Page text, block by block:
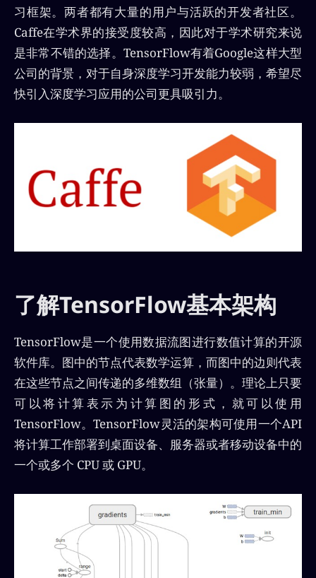
习框架。两者都有大量的用户与活跃的开发者社区。
Caffe在学术界的接受度较高，因此对于学术研究来说
是非常不错的选择。TensorFlow有着Google这样大型
公司的背景，对于自身深度学习开发能力较弱，希望尽
快引入深度学习应用的公司更具吸引力。
了解TensorFlow基本架构
TensorFlow是一个使用数据流图进行数值计算的开源
软件库。图中的节点代表数学运算，而图中的边则代表
在这些节点之间传递的多维数组（张量）。理论上只要
可以将计算表示为计算图的形式，就可以使用
TensorFlow。TensorFlow灵活的架构可使用一个API
将计算工作部署到桌面设备、服务器或者移动设备中的
一个或多个 CPU 或 GPU。